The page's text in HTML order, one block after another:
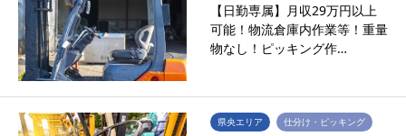
【日勤専属】月収29万円以上
可能！物流倉庫内作業等！重量
物なし！ピッキング作…
県央エリア 仕分け・ピッキング